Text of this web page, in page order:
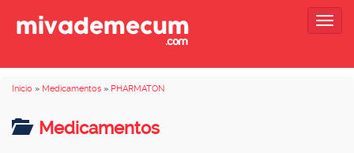
Inicio » Medicamentos » PHARMATON
Medicamentos